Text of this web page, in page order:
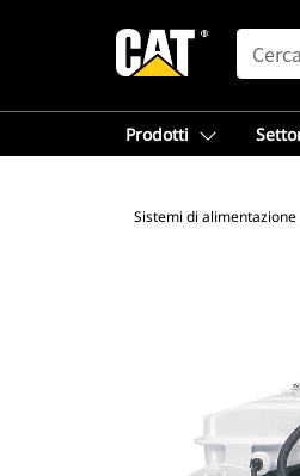
SEARCH
Prodotti
Sistemi di alimentazione